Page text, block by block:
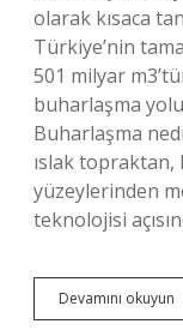
olarak kısaca
Türkiye’nin
501 milyar
buharlaşma
Buharlaşma
ıslak
yüzeylerinden
teknolojisi
Devamını okuyun